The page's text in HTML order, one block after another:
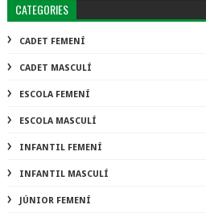
CATEGORIES
CADET FEMENÍ
CADET MASCULÍ
ESCOLA FEMENÍ
ESCOLA MASCULÍ
INFANTIL FEMENÍ
INFANTIL MASCULÍ
JÚNIOR FEMENÍ